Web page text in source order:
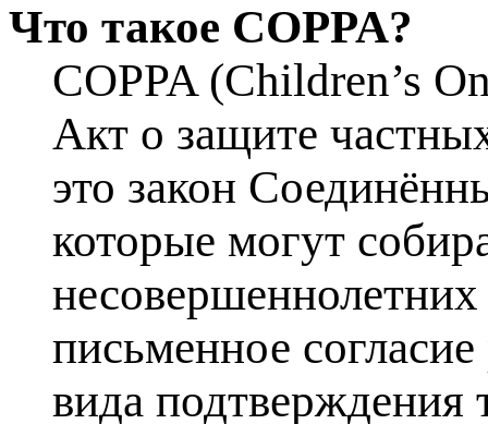
Что такое COPPA?
COPPA (Children’s
Акт о защите
это закон
которые могут
письменное
вида подтверждения